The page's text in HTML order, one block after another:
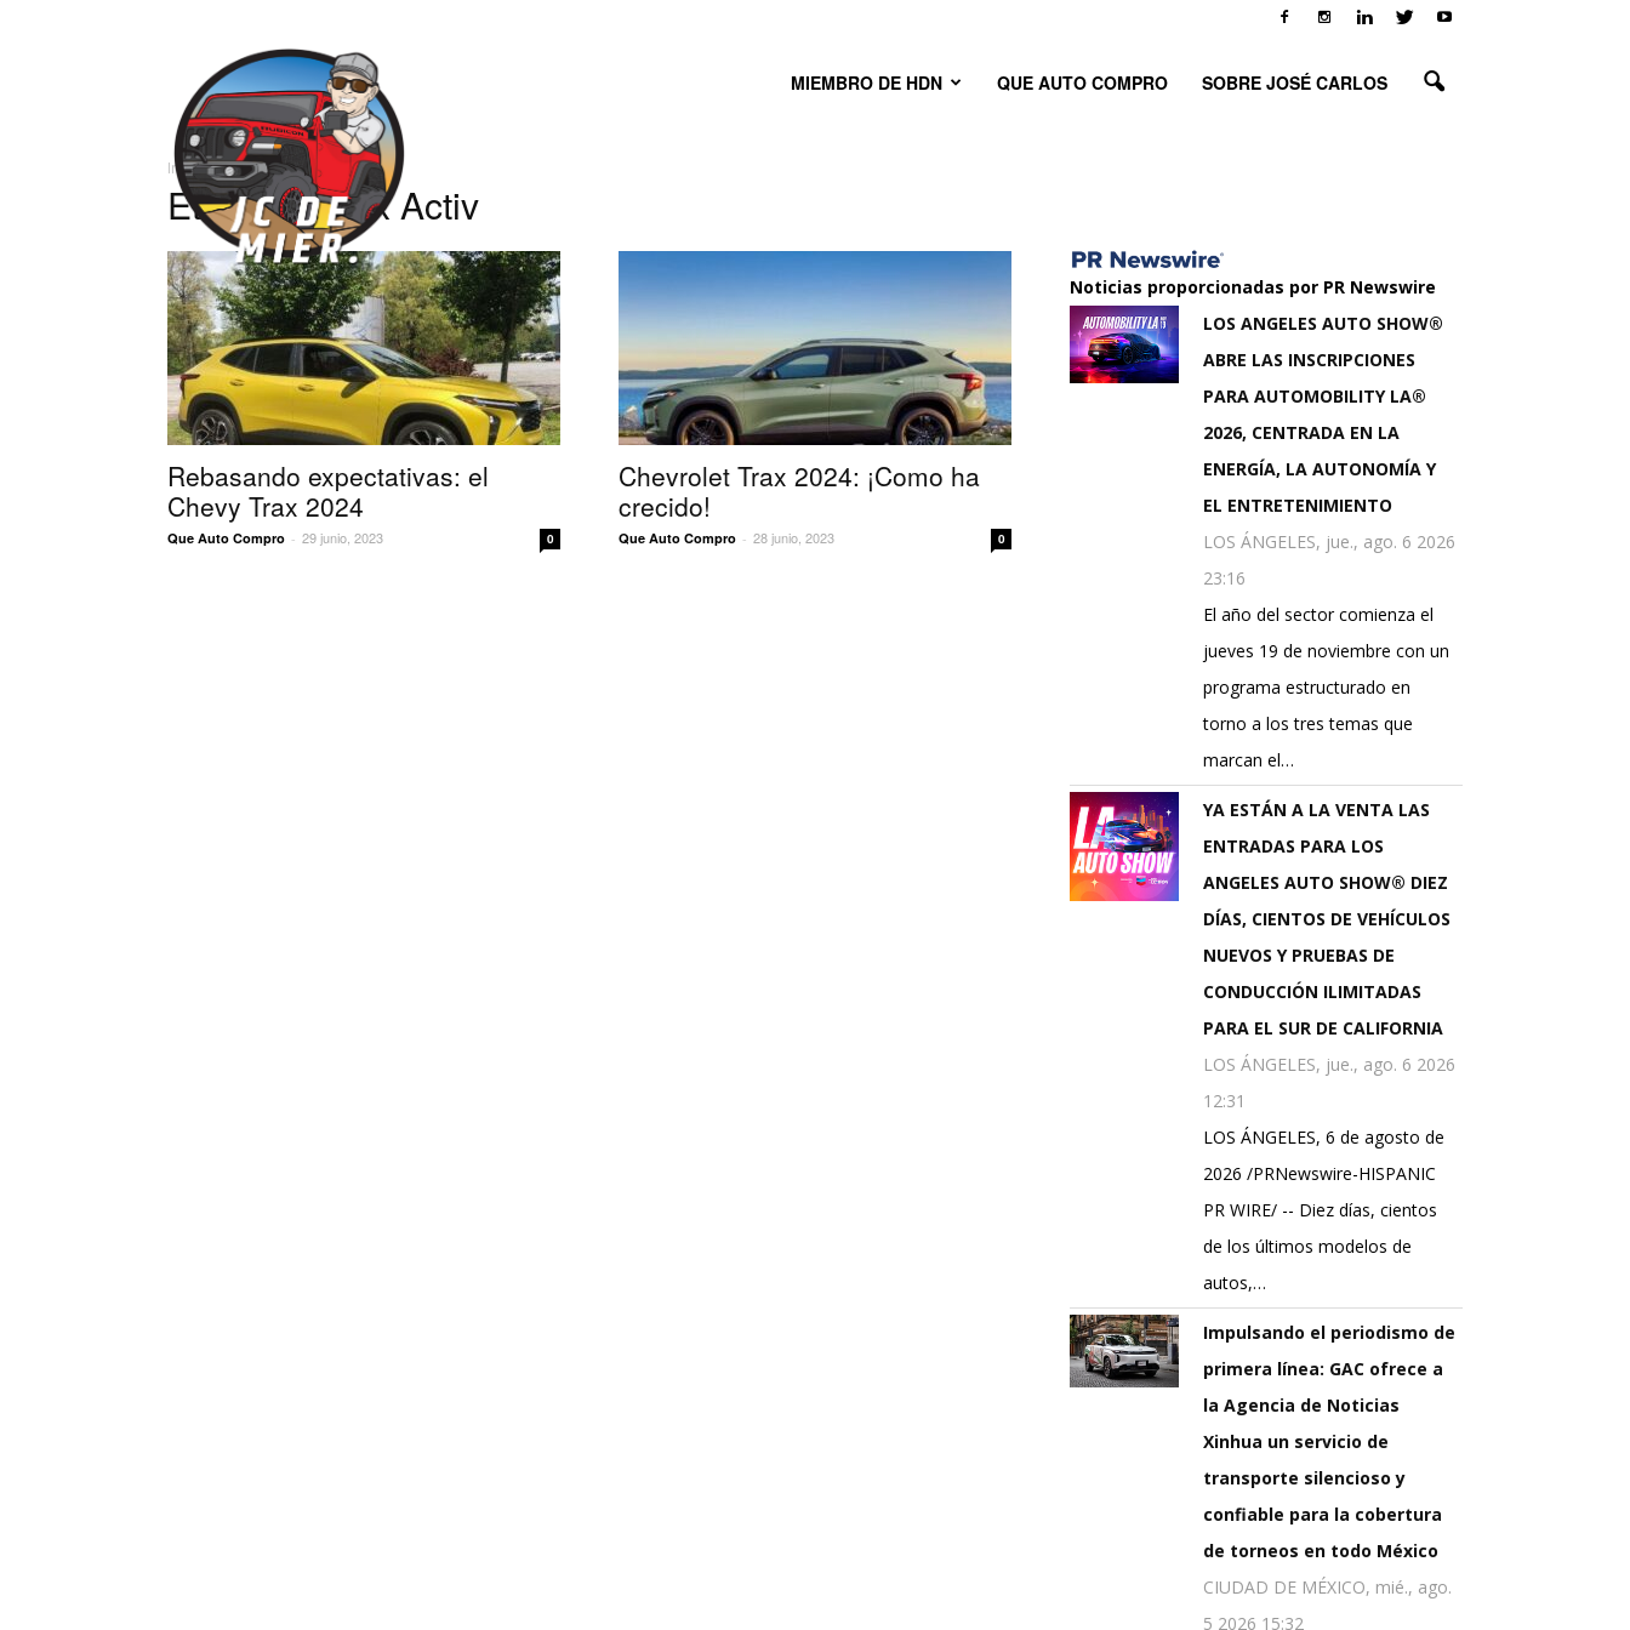
Carlos
MIEMBRO DE HDN QUE AUTO COMPRO SOBRE JOSÉ CARLOS
Inicio Etiquetas Trax Activ
Etiqueta: Trax Activ
Rebasando expectativas: el
Chevy Trax 2024
Que Auto Compro - 29 junio, 2023 0
Chevrolet Trax 2024: ¡Como ha
crecido!
Que Auto Compro - 28 junio, 2023 0
Noticias proporcionadas por PR Newswire
LOS ANGELES AUTO SHOW®
ABRE LAS INSCRIPCIONES
PARA AUTOMOBILITY LA®
2026, CENTRADA EN LA
ENERGÍA, LA AUTONOMÍA Y
EL ENTRETENIMIENTO
LOS ÁNGELES, jue., ago. 6 2026
23:16
El año del sector comienza el
jueves 19 de noviembre con un
programa estructurado en
torno a los tres temas que
marcan el…
YA ESTÁN A LA VENTA LAS
ENTRADAS PARA LOS
ANGELES AUTO SHOW® DIEZ
DÍAS, CIENTOS DE VEHÍCULOS
NUEVOS Y PRUEBAS DE
CONDUCCIÓN ILIMITADAS
PARA EL SUR DE CALIFORNIA
LOS ÁNGELES, jue., ago. 6 2026
12:31
LOS ÁNGELES, 6 de agosto de
2026 /PRNewswire-HISPANIC
PR WIRE/ -- Diez días, cientos
de los últimos modelos de
autos,…
Impulsando el periodismo de
primera línea: GAC ofrece a
la Agencia de Noticias
Xinhua un servicio de
transporte silencioso y
confiable para la cobertura
de torneos en todo México
CIUDAD DE MÉXICO, mié., ago.
5 2026 15:32